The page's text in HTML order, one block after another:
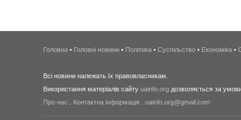
Головна • Головні новини • Політика • Суспільство • Економіка •
Всі новини належать їх правовласникам.
Використання матеріалів сайту uainfo.org дозволяється за
Про нас
Контактна інформація uainfo.org@gmail.com